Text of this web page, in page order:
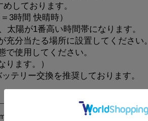
しております。
3時間 快晴時）
陽が1番高い時間帯になります。
分当たる場所に設置してください。
使用してください。
ます。）
テリー交換を推奨しております。